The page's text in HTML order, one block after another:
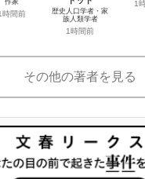
時間前
歴史人口学者・家
族人類学者
1時間前
1
その他の著者を見る